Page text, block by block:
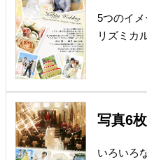
5つのイ
リズミカ
写真6
いろいろ